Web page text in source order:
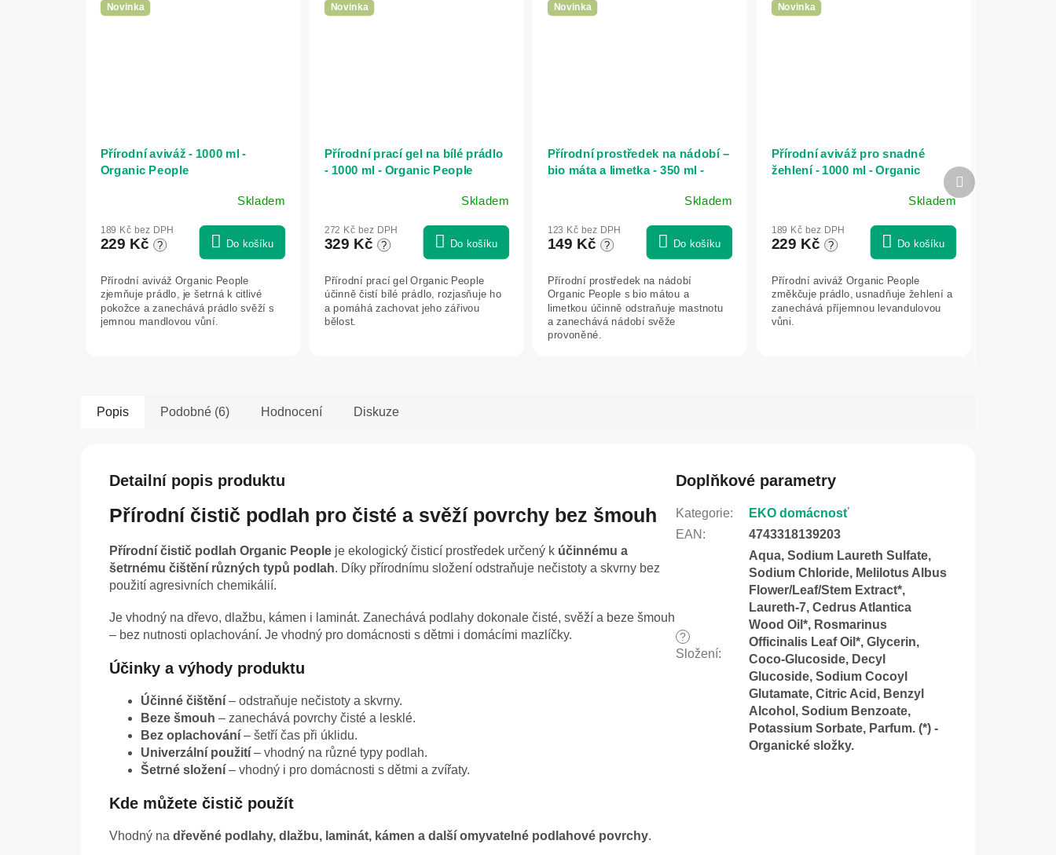
Novinka
Přírodní aviváž - 1000 ml -
Organic People
Skladem
189 Kč bez DPH
229 Kč ? Do košíku
Přírodní aviváž Organic People
zjemňuje prádlo, je šetrná k citlivé
pokožce a zanechává prádlo svěží s
jemnou mandlovou vůní.
Novinka
Přírodní prací gel na bílé prádlo
- 1000 ml - Organic People
Skladem
272 Kč bez DPH
329 Kč ? Do košíku
Přírodní prací gel Organic People
účinně čistí bílé prádlo, rozjasňuje ho
a pomáhá zachovat jeho zářivou
bělost.
Novinka
Přírodní prostředek na nádobí –
bio máta a limetka - 350 ml -
Skladem
123 Kč bez DPH
149 Kč ? Do košíku
Přírodní prostředek na nádobí
Organic People s bio mátou a
limetkou účinně odstraňuje mastnotu
a zanechává nádobí svěže
provoněné.
Novinka
Přírodní aviváž pro snadné
žehlení - 1000 ml - Organic
Skladem
189 Kč bez DPH
229 Kč ? Do košíku
Přírodní aviváž Organic People
změkčuje prádlo, usnadňuje žehlení a
zanechává příjemnou levandulovou
vůni.
Další
produkt
Popis Podobné (6) Hodnocení Diskuze
Detailní popis produktu
Přírodní čistič podlah pro čisté a svěží povrchy bez šmouh
Přírodní čistič podlah Organic People je ekologický čisticí prostředek určený k účinnému a
šetrnému čištění různých typů podlah. Díky přírodnímu složení odstraňuje nečistoty a skvrny bez
použití agresivních chemikálií.
Je vhodný na dřevo, dlažbu, kámen i laminát. Zanechává podlahy dokonale čisté, svěží a beze šmouh
– bez nutnosti oplachování. Je vhodný pro domácnosti s dětmi i domácími mazlíčky.
Účinky a výhody produktu
Účinné čištění – odstraňuje nečistoty a skvrny.
Beze šmouh – zanechává povrchy čisté a lesklé.
Bez oplachování – šetří čas při úklidu.
Univerzální použití – vhodný na různé typy podlah.
Šetrné složení – vhodný i pro domácnosti s dětmi a zvířaty.
Kde můžete čistič použít
Vhodný na dřevěné podlahy, dlažbu, laminát, kámen a další omyvatelné podlahové povrchy.
Doplňkové parametry
Kategorie:
EKO domácnosť
EAN : 4743318139203
?
Složení:
Aqua, Sodium Laureth Sulfate,
Sodium Chloride, Melilotus Albus
Flower/Leaf/Stem Extract*,
Laureth-7, Cedrus Atlantica
Wood Oil*, Rosmarinus
Officinalis Leaf Oil*, Glycerin,
Coco-Glucoside, Decyl
Glucoside, Sodium Cocoyl
Glutamate, Citric Acid, Benzyl
Alcohol, Sodium Benzoate,
Potassium Sorbate, Parfum. (*) -
Organické složky.